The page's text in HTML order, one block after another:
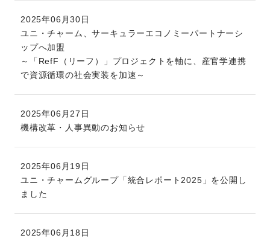
2025年06月30日
ユニ・チャーム、サーキュラーエコノミーパートナーシ
ップへ加盟
～「RefF（リーフ）」プロジェクトを軸に、産官学連携
で資源循環の社会実装を加速～
2025年06月27日
機構改革・人事異動のお知らせ
2025年06月19日
ユニ・チャームグループ「統合レポート2025」を公開し
ました
2025年06月18日